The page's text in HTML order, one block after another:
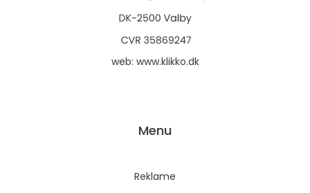
web: www.klikko.dk
Menu
Reklame